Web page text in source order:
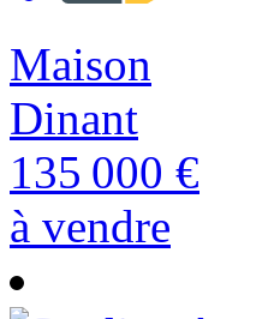
Maison
Dinant
135 000 €
à vendre